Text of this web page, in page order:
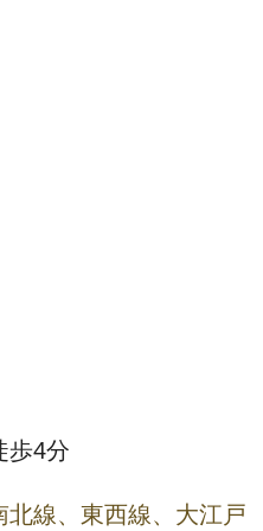
歩4分
線、東西線、大江戸